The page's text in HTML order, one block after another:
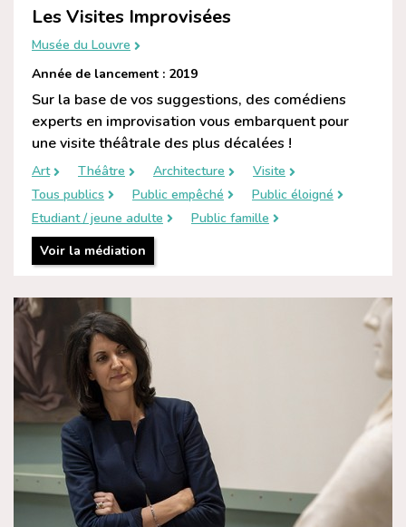
Les Visites Improvisées
Musée du Louvre
Année de lancement : 2019
Sur la base de vos suggestions, des comédiens
experts en improvisation vous embarquent pour
une visite théâtrale des plus décalées !
Art Théâtre Architecture
Visite
Tous publics
Public empêché
Public éloigné
Etudiant / jeune adulte
Public famille
Voir la médiation